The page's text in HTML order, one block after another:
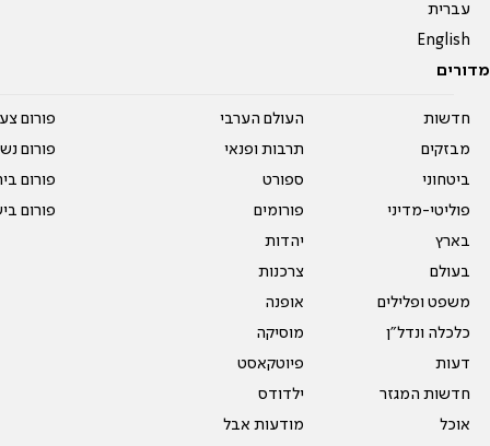
עברית
English
מדורים
חדשות
מבזקים
ביטחוני
פוליטי-מדיני
בארץ
בעולם
משפט ופלילים
כלכלה ונדל"ן
דעות
חדשות המגזר
אוכל
העולם הערבי
תרבות ופנאי
ספורט
פורומים
יהדות
צרכנות
אופנה
מוסיקה
פיוטקאסט
ילדודס
מודעות אבל
פורום
פורום
פורום
פורום